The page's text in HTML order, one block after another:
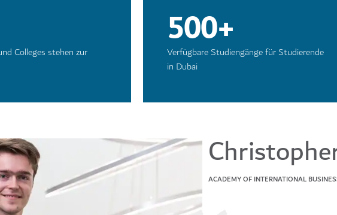
Colleges stehen zur
500+
Verfügbare Studiengänge für Studierende
in Dubai
ACADEMY OF INTERNATIONAL